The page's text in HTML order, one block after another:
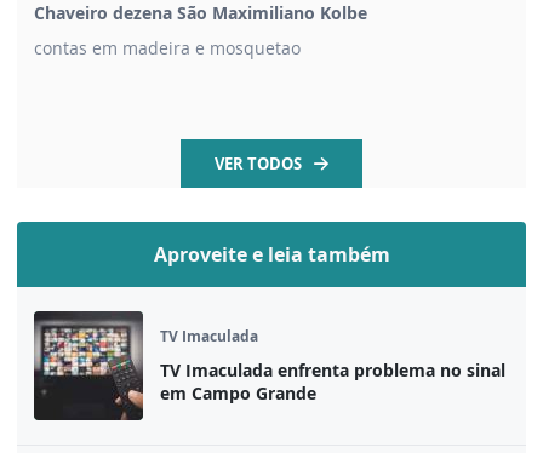
Chaveiro dezena São Maximiliano Kolbe
contas em madeira e mosquetao
VER TODOS
Aproveite e leia também
TV Imaculada
TV Imaculada enfrenta problema no sinal
em Campo Grande